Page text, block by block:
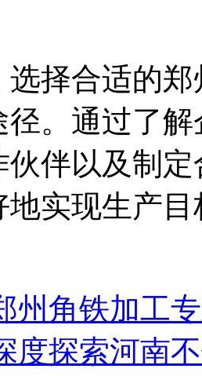
合适的郑
径。通过了
伙伴以及制
地实现生产
州角铁加工
度探索河南